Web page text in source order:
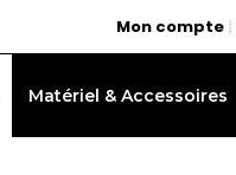
Mon compte |
Matériel & Accessoires